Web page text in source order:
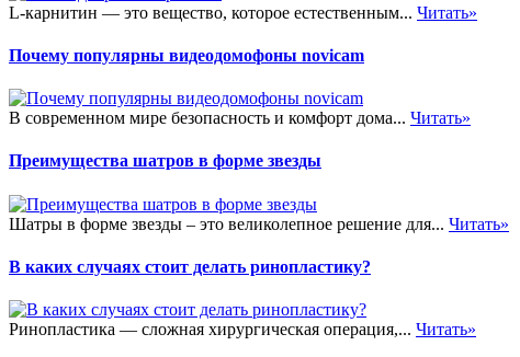
L-карнитин — это вещество, которое естественным... Читать»
Почему популярны видеодомофоны novicam
В современном мире безопасность и комфорт дома... Читать»
Преимущества шатров в форме звезды
Шатры в форме звезды – это великолепное решение для... Читать»
В каких случаях стоит делать ринопластику?
Ринопластика — сложная хирургическая операция,... Читать»